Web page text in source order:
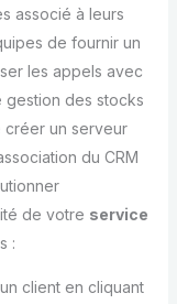
associé à leurs
de fournir un
les appels avec
des stocks
créer un serveur
du CRM
de votre service
:
client en cliquant